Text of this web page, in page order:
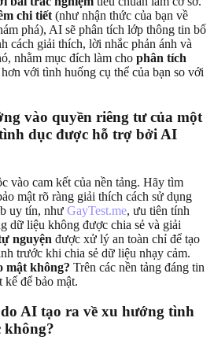
chi tiết (như nhận thức của bạn về
phá), AI sẽ phân tích lớp thông tin bổ
cách giải thích, lời nhắc phản ánh và
nhằm mục đích làm cho phân tích
với tình huống cụ thể của bạn so với
vào quyền riêng tư của một
dục được hỗ trợ bởi AI
vào cam kết của nền tảng. Hãy tìm
mật rõ ràng giải thích cách sử dụng
uy tín, như GayTest.me, ưu tiên tính
dữ liệu không được chia sẻ và giải
nguyện được xử lý an toàn chỉ để tạo
trước khi chia sẻ dữ liệu nhạy cảm.
mật không? Trên các nền tảng đáng tin
kế để bảo mật.
AI tạo ra về xu hướng tình
không?